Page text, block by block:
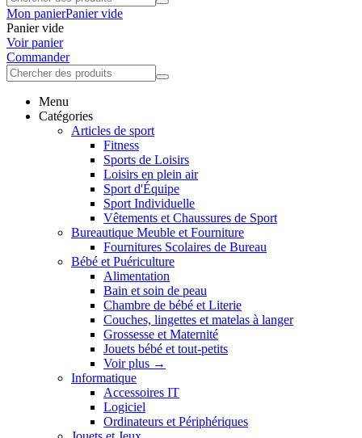
Mon panierPanier vide
Panier vide
Voir panier
Commander
Menu
Catégories
Articles de sport
Fitness
Sports de Loisirs
Loisirs en plein air
Sport d'Équipe
Sport Individuelle
Vêtements et Chaussures de Sport
Bureautique Meuble et Fourniture
Fournitures Scolaires de Bureau
Bébé et Puériculture
Alimentation
Bain et soin de peau
Chambre de bébé et Literie
Couches, lingettes et matelas à langer
Grossesse et Maternité
Jouets bébé et tout-petits
Voir plus →
Informatique
Accessoires IT
Logiciel
Ordinateurs et Périphériques